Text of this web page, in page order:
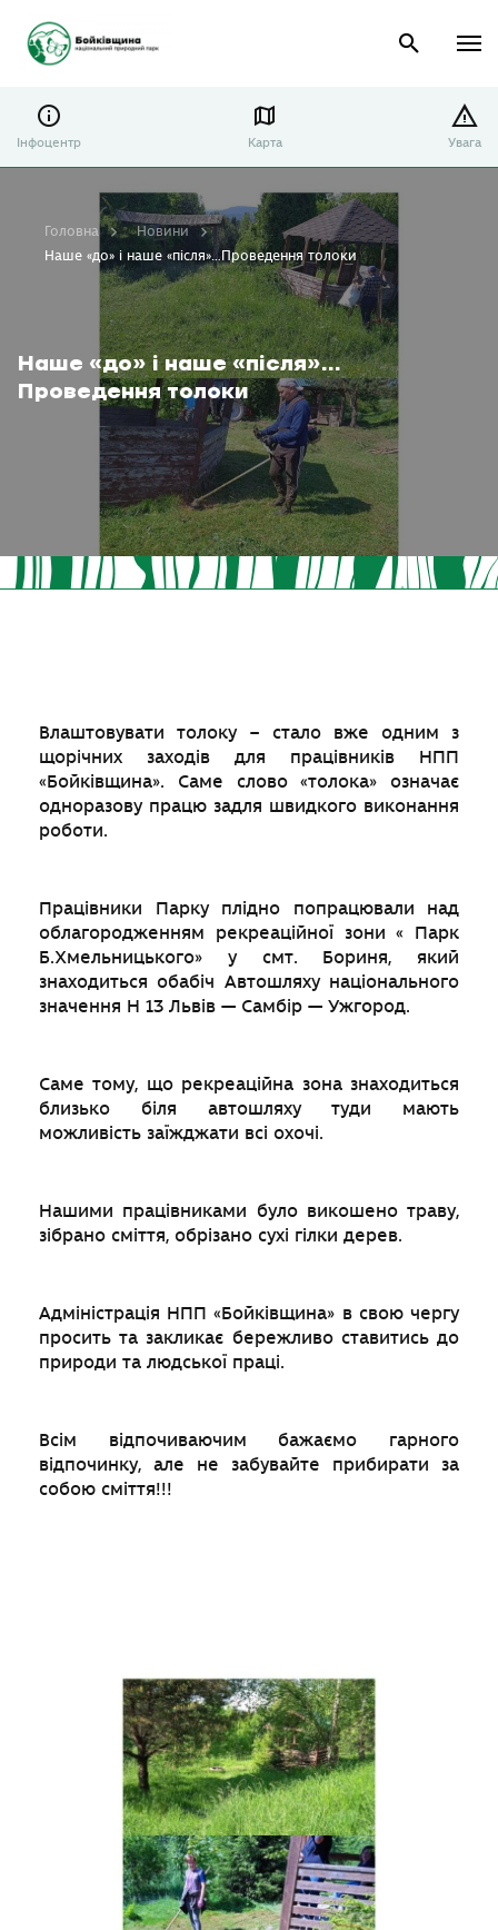
Інфоцентр Карта Увага
Наше «до» і наше «після»…
Проведення толоки
Головна
Новини
Наше «до» і наше «після»…Проведення толоки
Влаштовувати толоку – стало вже одним з
щорічних заходів для працівників НПП
«Бойківщина». Саме слово «толока» означає
одноразову працю задля швидкого виконання
роботи.
Працівники Парку плідно попрацювали над
облагородженням рекреаційної зони « Парк
Б.Хмельницького» у смт. Бориня, який
знаходиться обабіч Автошляху національного
значення Н 13 Львів — Самбір — Ужгород.
Саме тому, що рекреаційна зона знаходиться
близько біля автошляху туди мають
можливість заїжджати всі охочі.
Нашими працівниками було викошено траву,
зібрано сміття, обрізано сухі гілки дерев.
Адміністрація НПП «Бойківщина» в свою чергу
просить та закликає бережливо ставитись до
природи та людської праці.
Всім відпочиваючим бажаємо гарного
відпочинку, але не забувайте прибирати за
собою сміття!!!